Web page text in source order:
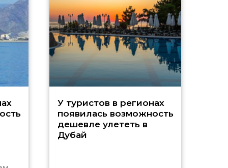
У туристов в регионах
появилась возможность
дешевле улететь в
Дубай